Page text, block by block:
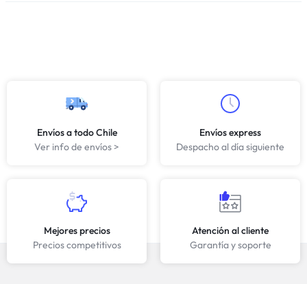
Envíos a todo Chile
Ver info de envíos >
Envíos express
Despacho al día siguiente
Mejores precios
Precios competitivos
Atención al cliente
Garantía y soporte